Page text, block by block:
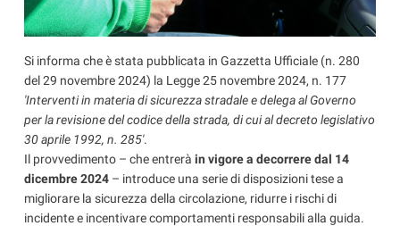
Si informa che è stata pubblicata in Gazzetta Ufficiale (n. 280
del 29 novembre 2024) la Legge 25 novembre 2024, n. 177
'Interventi in materia di sicurezza stradale e delega al Governo
per la revisione del codice della strada, di cui al decreto legislativo
30 aprile 1992, n. 285'.
Il provvedimento – che entrerà in vigore a decorrere dal 14
dicembre 2024 – introduce una serie di disposizioni tese a
migliorare la sicurezza della circolazione, ridurre i rischi di
incidente e incentivare comportamenti responsabili alla guida.